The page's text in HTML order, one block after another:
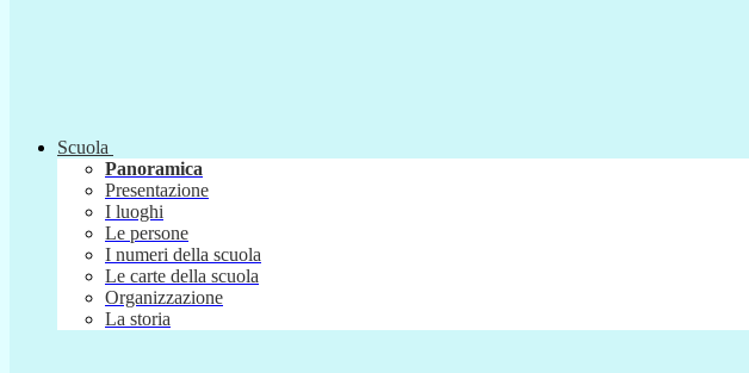
Scuola
Panoramica
Presentazione
I luoghi
Le persone
I numeri della scuola
Le carte della scuola
Organizzazione
La storia